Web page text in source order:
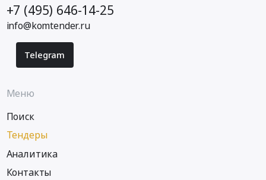
+7 (495) 646-14-25
info@komtender.ru
Telegram
Меню
Поиск
Тендеры
Аналитика
Контакты